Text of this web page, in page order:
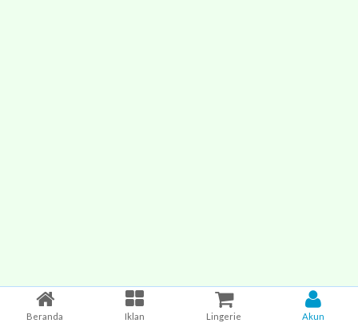
Beranda Iklan Lingerie Akun